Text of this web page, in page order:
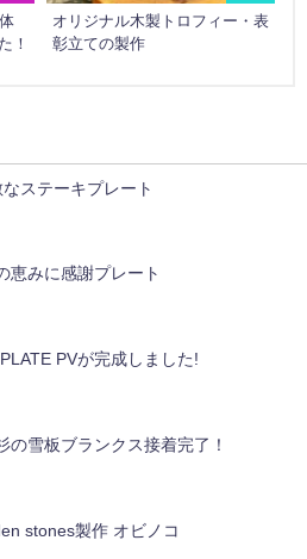
！
オリジナル木製トロフィー・表
彰立ての製作
ステーキプレート
みに感謝プレート
PVが完成しました!
の雪板ブランクス接着完了！
stones製作 オビノコ